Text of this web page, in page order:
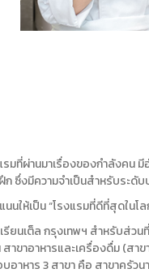
มที่ผ่านมาเรื่องของกำลังคน
ซึ่งมีความจำเป็นสำหรับระดั
นให้เป็น “โรงแรมที่ดีที่สุดใน
นเต็ล กรุงเทพฯ สำหรับส่วน
าอาหารและเครื่องดื่ม (สาข
าหาร 3 สาขา คือ สาขาครัวน